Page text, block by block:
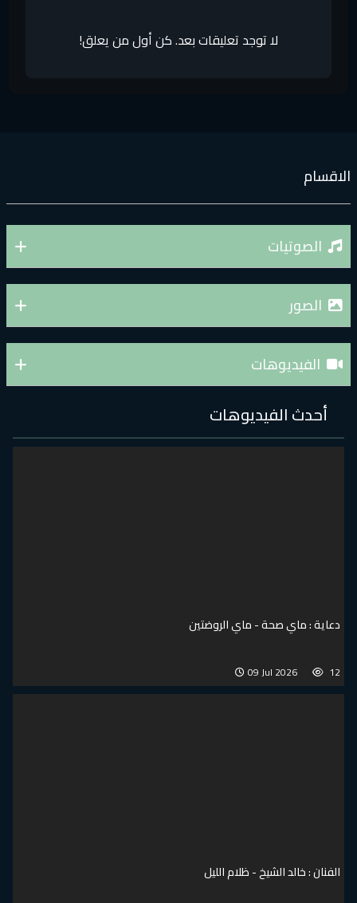
الصوتيات
الصور
الفيديوهات
أحدث الفيديوهات
دعاية : ماي صحة - ماي الروضتين
12
09 Jul 2026
الفنان : خالد الشيخ - ظلام الليل
لا توجد تعليقات بعد. كن أول من يعلق!